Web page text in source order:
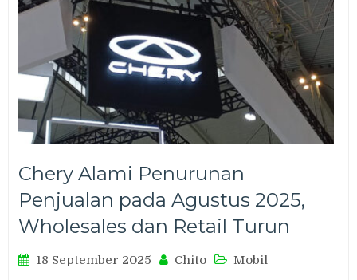
Chery Alami Penurunan
Penjualan pada Agustus 2025,
Wholesales dan Retail Turun
18 September 2025 Chito Mobil